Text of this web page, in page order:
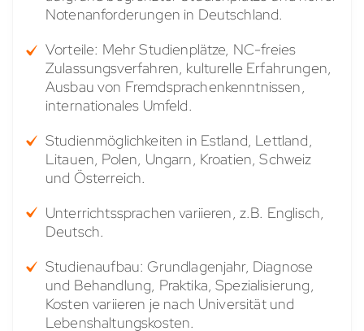
Notenanforderungen in Deutschland.
Vorteile: Mehr Studienplätze, NC-freies
Zulassungsverfahren, kulturelle Erfahrungen,
Ausbau von Fremdsprachenkenntnissen,
internationales Umfeld.
Studienmöglichkeiten in Estland, Lettland,
Litauen, Polen, Ungarn, Kroatien, Schweiz
und Österreich.
Unterrichtssprachen variieren, z.B. Englisch,
Deutsch.
Studienaufbau: Grundlagenjahr, Diagnose
und Behandlung, Praktika, Spezialisierung,
Kosten variieren je nach Universität und
Lebenshaltungskosten.